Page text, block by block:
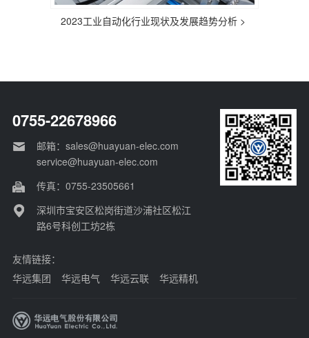
2023工业自动化行业现状及发展趋势分析 >
0755-22678966
邮箱：sales@huayuan-elec.com
service@huayuan-elec.com
传真：0755-23505661
深圳市宝安区松岗街道沙浦社区松江
路6号科创工坊2栋
友情链接：
华远集团
华远电气 华远云联 华远精机